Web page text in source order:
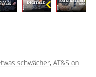
schwächer, AT&S on